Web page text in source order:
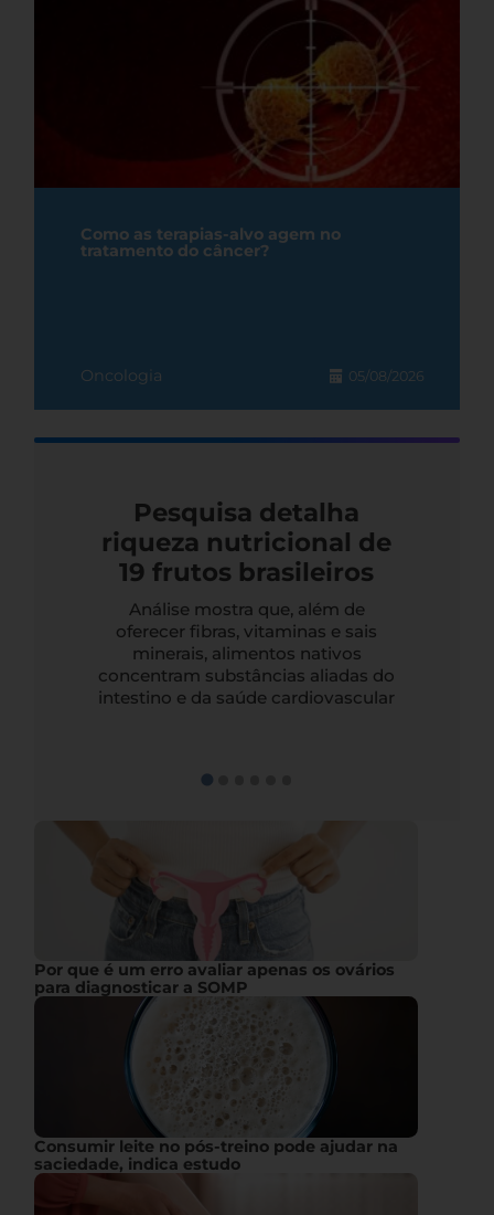
Como as terapias-alvo agem no
tratamento do câncer?
Oncologia 05/08/2026
Pesquisa detalha
riqueza nutricional de
19 frutos brasileiros
Análise mostra que, além de
oferecer fibras, vitaminas e sais
minerais, alimentos nativos
concentram substâncias aliadas do
intestino e da saúde cardiovascular
Por que é um erro avaliar apenas os ovários
para diagnosticar a SOMP
Consumir leite no pós-treino pode ajudar na
saciedade, indica estudo